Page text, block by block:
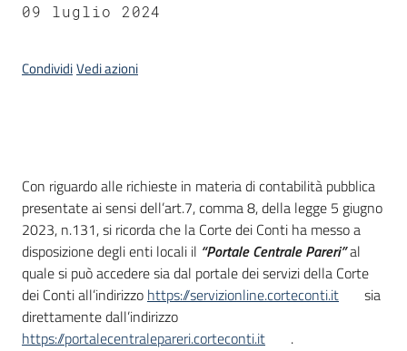
di
comunicazione
Seguici
su
09 luglio 2024
CondividiVedi azioni
Introduzione
Con riguardo alle richieste in materia di contabilità pubblica
presentate ai sensi dell’art.7, comma 8, della legge 5 giugno
2023, n.131, si ricorda che la Corte dei Conti ha messo a
disposizione degli enti locali il “Portale Centrale Pareri”al
quale si può accedere sia dal portale dei servizi della Corte
dei Conti all’indirizzo https://servizionline.corteconti.it
sia
direttamente dall’indirizzo
https://portalecentralepareri.corteconti.it
.